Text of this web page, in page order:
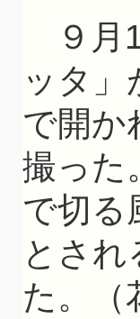
９月
ッタ」
で開か
撮った
で切る
とさ
た。（